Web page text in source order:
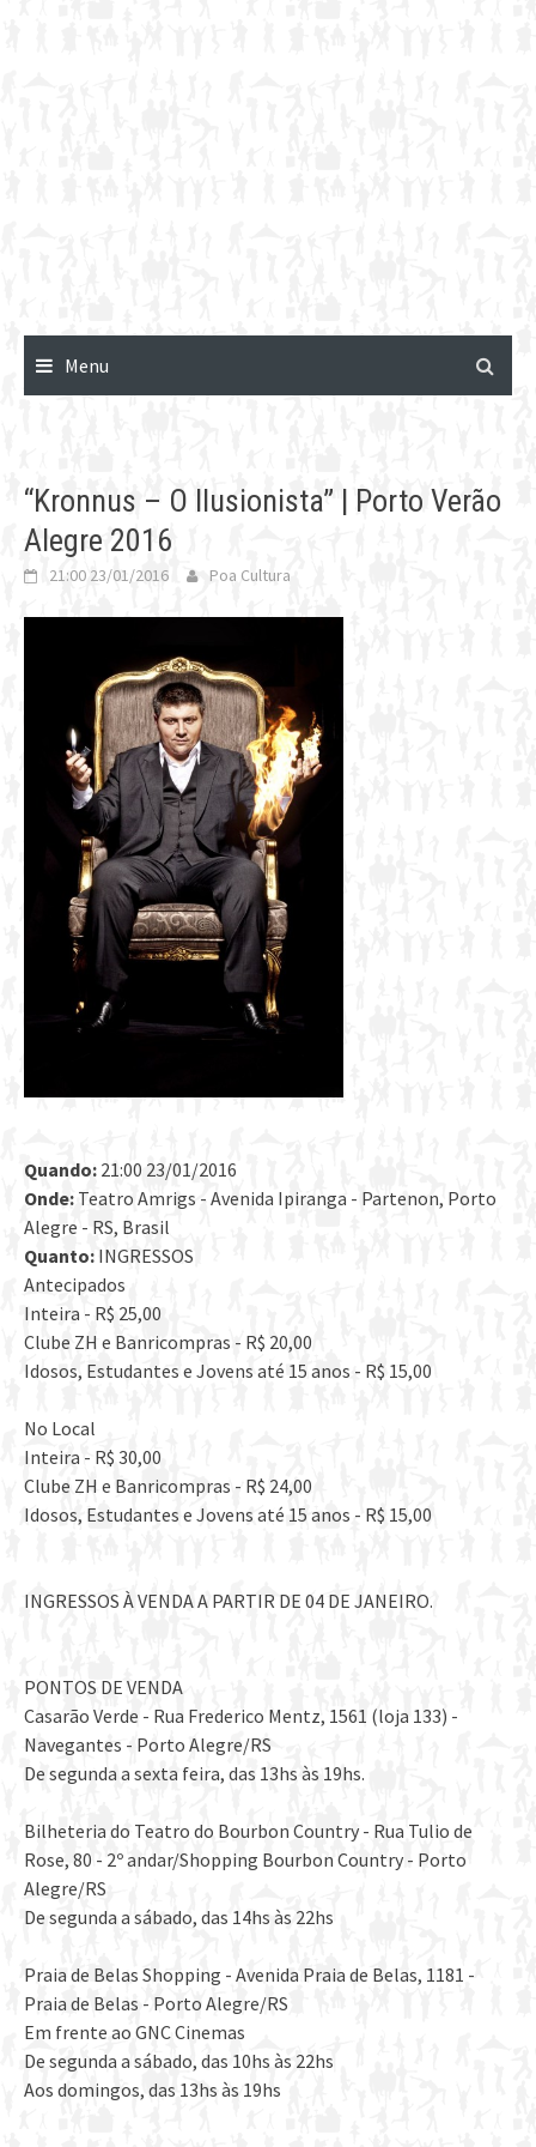
Menu
“Kronnus – O Ilusionista” | Porto Verão
Alegre 2016
21:00 23/01/2016 Poa Cultura
Quando: 21:00 23/01/2016
Onde: Teatro Amrigs - Avenida Ipiranga - Partenon, Porto
Alegre - RS, Brasil
Quanto: INGRESSOS
Antecipados
Inteira - R$ 25,00
Clube ZH e Banricompras - R$ 20,00
Idosos, Estudantes e Jovens até 15 anos - R$ 15,00
No Local
Inteira - R$ 30,00
Clube ZH e Banricompras - R$ 24,00
Idosos, Estudantes e Jovens até 15 anos - R$ 15,00
INGRESSOS À VENDA A PARTIR DE 04 DE JANEIRO.
PONTOS DE VENDA
Casarão Verde - Rua Frederico Mentz, 1561 (loja 133) -
Navegantes - Porto Alegre/RS
De segunda a sexta feira, das 13hs às 19hs.
Bilheteria do Teatro do Bourbon Country - Rua Tulio de
Rose, 80 - 2º andar/Shopping Bourbon Country - Porto
Alegre/RS
De segunda a sábado, das 14hs às 22hs
Praia de Belas Shopping - Avenida Praia de Belas, 1181 -
Praia de Belas - Porto Alegre/RS
Em frente ao GNC Cinemas
De segunda a sábado, das 10hs às 22hs
Aos domingos, das 13hs às 19hs